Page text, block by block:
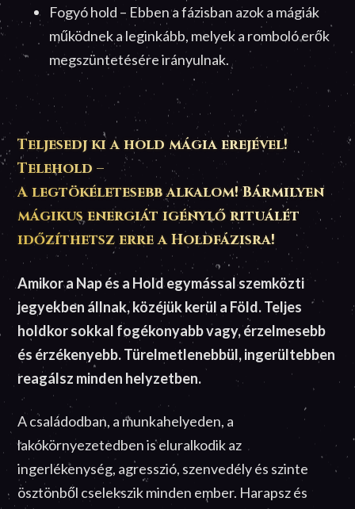
Fogyó hold – Ebben a fázisban azok a mágiák
működnek a leginkább, melyek a romboló erők
megszüntetésére irányulnak.
Teljesedj ki a hold mágia erejével!
Telehold –
A legtökéletesebb alkalom! Bármilyen
mágikus energiát igénylő rituálét
időzíthetsz erre a Holdfázisra!
Amikor a Nap és a Hold egymással szemközti
jegyekben állnak, közéjük kerül a Föld. Teljes
holdkor sokkal fogékonyabb vagy, érzelmesebb
és érzékenyebb. Türelmetlenebbül, ingerültebben
reagálsz minden helyzetben.
A családodban, a munkahelyeden, a
lakókörnyezetedben is eluralkodik az
ingerlékenység, agresszió, szenvedély és szinte
ösztönből cselekszik minden ember. Harapsz és